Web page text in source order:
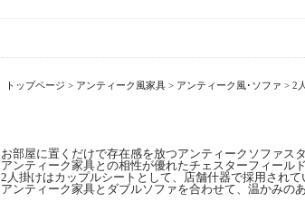
トップページ > アンティーク風家具 > アンティーク風･ソファ > 2
お部屋に置くだけで存在感を放つアンティークソファスタ
アンティーク家具との相性が優れたチェスターフィール
2人掛けはカップルシートとして、店舗什器で採用されて
アンティーク家具とダブルソファを合わせて、温かみの